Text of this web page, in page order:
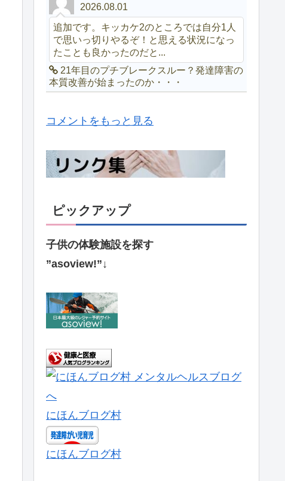
2026.08.01
追加です。キッカケ2のところでは自分1人
で思いっ切りやるぞ！と思える状況になっ
たことも良かったのだと...
21年目のプチブレークスルー？発達障害の
本質改善が始まったのか・・・
コメントをもっと見る
ピックアップ
子供の体験施設を探す
”asoview!”↓
にほんブログ村
にほんブログ村